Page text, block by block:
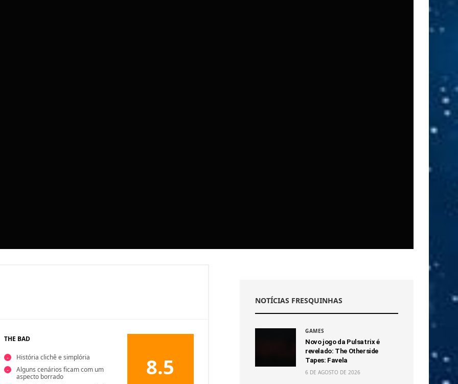
THE BAD
História clichê e simplória
Alguns cenários ficam com um
aspecto borrado
8.5
NOTÍCIAS FRESQUINHAS
GAMES
Novo jogo da Pulsatrix é
revelado: The Otherside
Tapes: Favela
6 DE AGOSTO DE 2026